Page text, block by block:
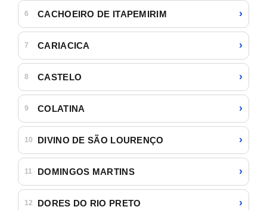
6 CACHOEIRO DE ITAPEMIRIM ›
7 CARIACICA ›
8 CASTELO ›
9 COLATINA ›
10 DIVINO DE SÃO LOURENÇO ›
11 DOMINGOS MARTINS ›
12 DORES DO RIO PRETO ›